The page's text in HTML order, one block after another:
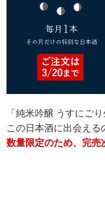
「純米吟醸 うすにご
この日本酒に出会える
数量限定のため、完売